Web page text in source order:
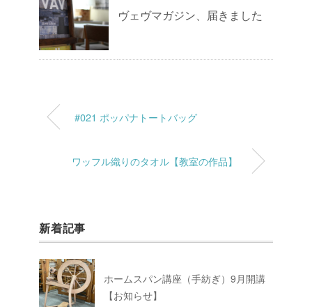
ヴェヴマガジン、届きました
#021 ポッパナトートバッグ
ワッフル織りのタオル【教室の作品】
新着記事
ホームスパン講座（手紡ぎ）9月開講
【お知らせ】